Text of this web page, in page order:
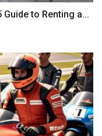
to Renting a...